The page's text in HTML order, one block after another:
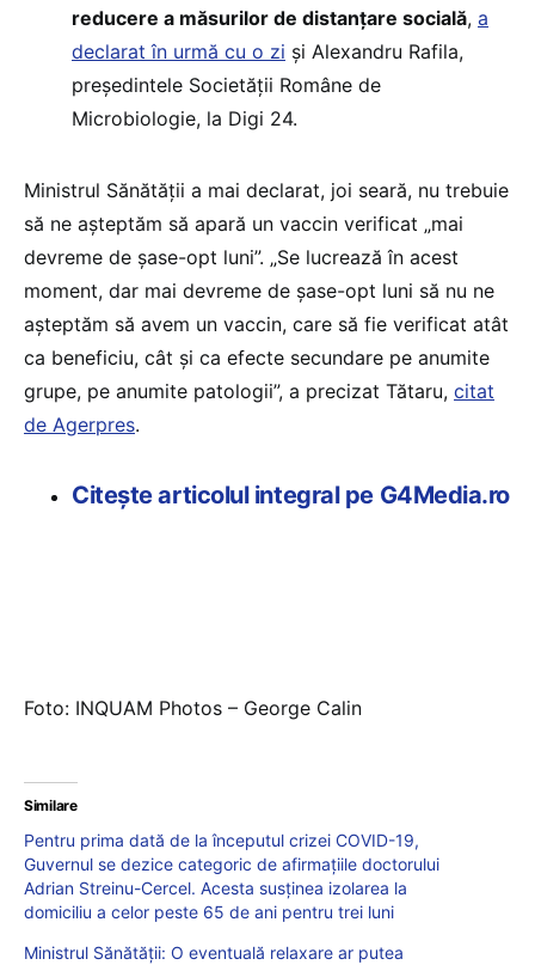
reducere a măsurilor de distanțare socială, a
declarat în urmă cu o zi și Alexandru Rafila,
președintele Societății Române de
Microbiologie, la Digi 24.
Ministrul Sănătăţii a mai declarat, joi seară, nu trebuie
să ne aşteptăm să apară un vaccin verificat „mai
devreme de şase-opt luni”. „Se lucrează în acest
moment, dar mai devreme de şase-opt luni să nu ne
aşteptăm să avem un vaccin, care să fie verificat atât
ca beneficiu, cât şi ca efecte secundare pe anumite
grupe, pe anumite patologii”, a precizat Tătaru, citat
de Agerpres.
Citește articolul integral pe G4Media.ro
Foto: INQUAM Photos – George Calin
Similare
Pentru prima dată de la începutul crizei COVID-19,
Guvernul se dezice categoric de afirmațiile doctorului
Adrian Streinu-Cercel. Acesta susținea izolarea la
domiciliu a celor peste 65 de ani pentru trei luni
Ministrul Sănătății: O eventuală relaxare ar putea